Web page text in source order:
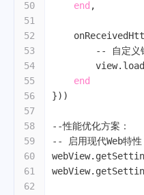
50
51
52
53
54
55
56
57
58
59
60
61
62
end ,
-- 自定义
end
}))
--性能优化方案：
-- 启用现代Web特性